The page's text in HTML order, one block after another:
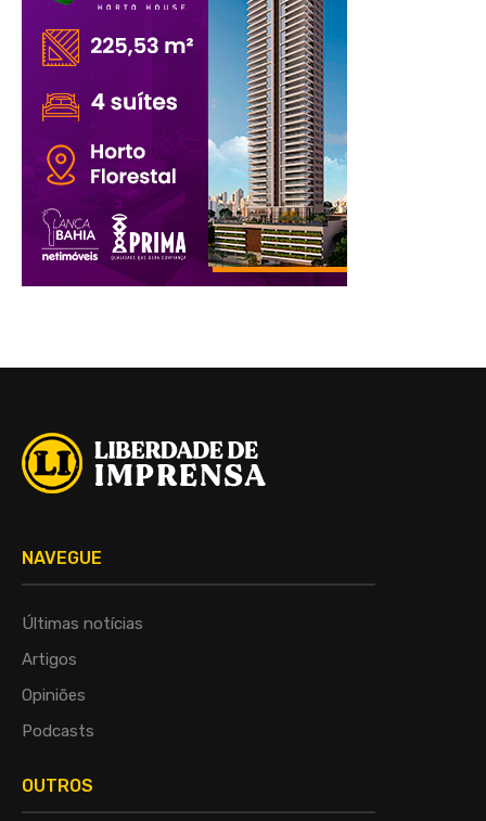
NAVEGUE
Últimas notícias
Artigos
Opiniões
Podcasts
OUTROS